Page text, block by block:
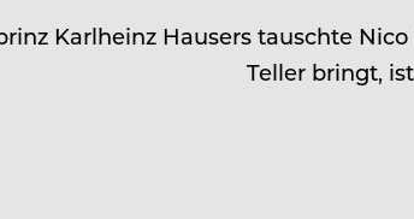
Karlheinz Hausers tauschte
Teller bringt,